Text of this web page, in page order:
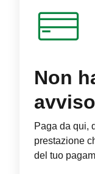
Non
Paga da qui,
prestazione
del tuo